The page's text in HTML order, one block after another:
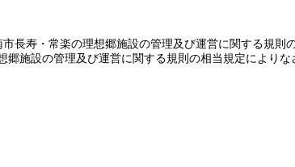
長寿・常楽の理想郷施設の管理及び運営に関する規則
施設の管理及び運営に関する規則の相当規定によりな